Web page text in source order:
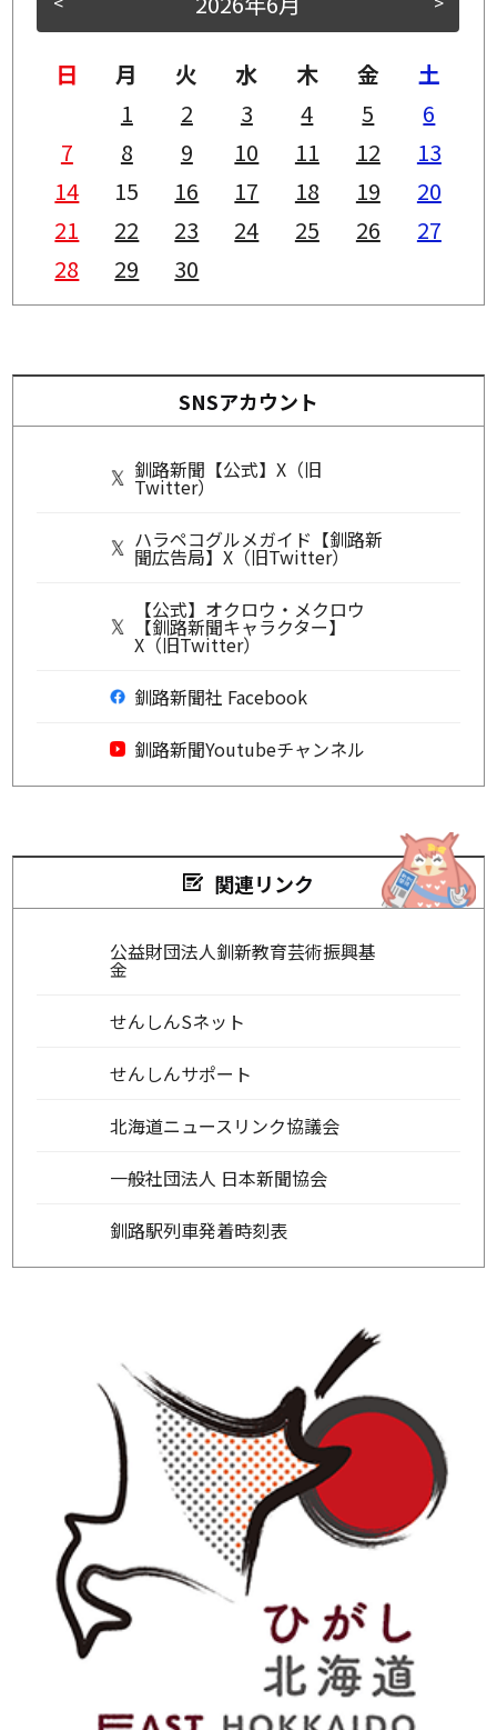
日 月 火 水 木 金
土
1
2 3 4 5
6
7
8 9 10 11 12
13
14
15 16 17 18 19
20
21
22 23 24 25 26
27
28
29 30
SNSアカウント
釧路新聞【公式】X（旧
Twitter）
ハラペコグルメガイド【釧路新
聞広告局】X（旧Twitter）
【公式】オクロウ・メクロウ
【釧路新聞キャラクター】
X（旧Twitter）
釧路新聞社 Facebook
釧路新聞Youtubeチャンネル
関連リンク
公益財団法人釧新教育芸術振興基
金
せんしんSネット
せんしんサポート
北海道ニュースリンク協議会
一般社団法人 日本新聞協会
釧路駅列車発着時刻表